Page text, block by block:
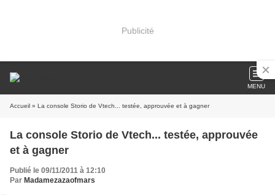
Publicité
MENU
Accueil » La console Storio de Vtech... testée, approuvée et à gagner
La console Storio de Vtech... testée, approuvée
et à gagner
Publié le 09/11/2011 à 12:10
Par Madamezazaofmars